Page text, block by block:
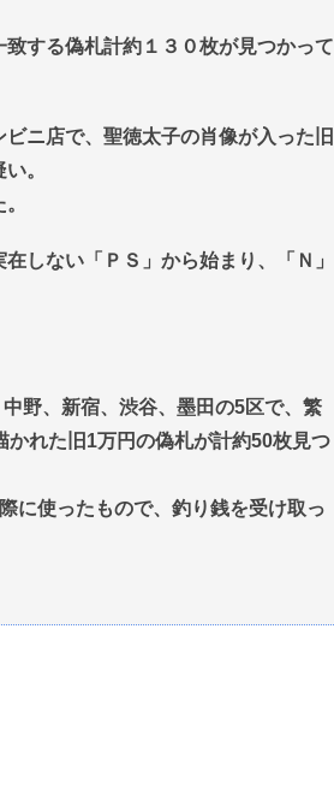
する偽札計約１３０枚が見つかって
ニ店で、聖徳太子の肖像が入った旧
。
しない「ＰＳ」から始まり、「Ｎ」
野、新宿、渋谷、墨田の5区で、繁
れた旧1万円の偽札が計約50枚見つ
に使ったもので、釣り銭を受け取っ